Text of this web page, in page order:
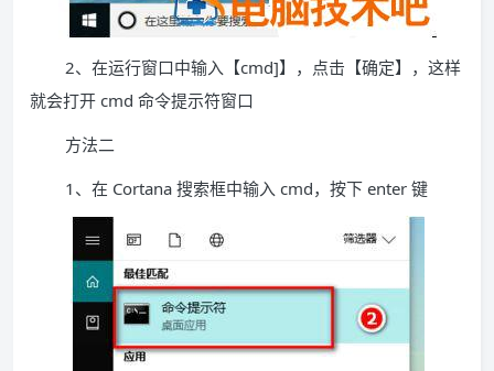
2、在运行窗口中输入【cmd]】，点击【确定】，这样
就会打开 cmd 命令提示符窗口
方法二
1、在 Cortana 搜索框中输入 cmd，按下 enter 键